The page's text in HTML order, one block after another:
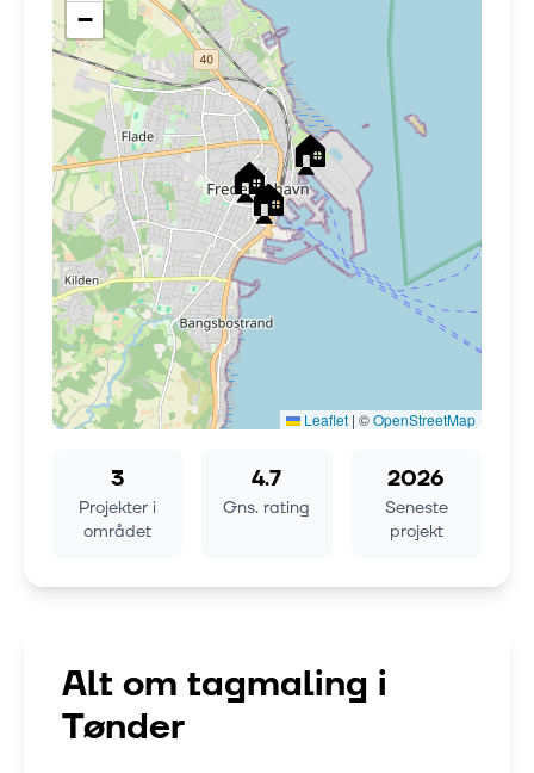
🏠
🏠 🏠
−
Leaflet | ©OpenStreetMap
3
Projekter i
området
4.7
Gns. rating
2026
Seneste
projekt
Alt om tagmaling i
Tønder